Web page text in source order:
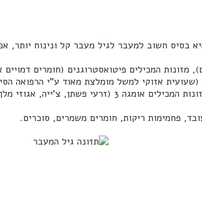
בסיס חשוב למעבר לגיל מעבר קל ונינוח יותר,
מזונות המכילים פיטואסטרוגנים (חומרים
אזוקי למשל מומלצת מאוד ע"י הרפואה
ברוקולי, כרוב, עלים ירוקים, סרדינים), מזונות
פחמימות ריקות, חומרים משמרים, סוכרים.